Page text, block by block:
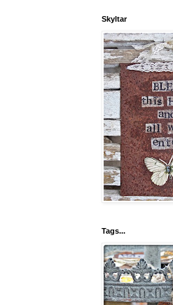
Skyltar
Tags...